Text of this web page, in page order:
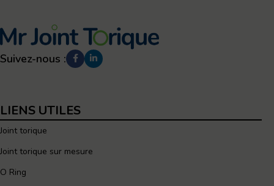
Suivez-nous :
LIENS UTILES
Joint torique
Joint torique sur mesure
O Ring